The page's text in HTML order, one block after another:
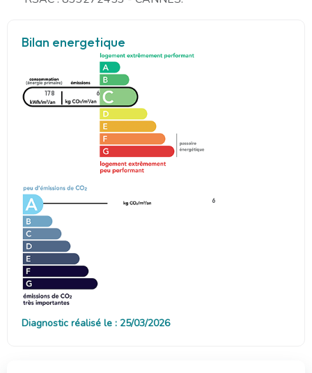
Bilan energetique
178 6
6
Diagnostic réalisé le : 25/03/2026